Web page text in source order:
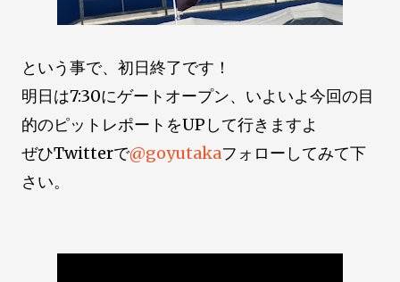
という事で、初日終了です！
明日は7:30にゲートオープン、いよいよ今回の目
的のピットレポートをUPして行きますよ
ぜひTwitterで@goyutakaフォローしてみて下
さい。